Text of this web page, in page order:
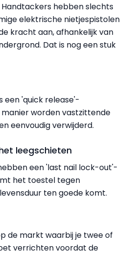
hebben slechts
elektrische nietjespistolen
kracht aan, afhankelijk van
Dat is nog een stuk
een 'quick release'-
worden vastzittende
eenvoudig verwijderd.
leegschieten
een 'last nail lock-out'-
het toestel tegen
ten goede komt.
de markt waarbij je twee of
verrichten voordat de